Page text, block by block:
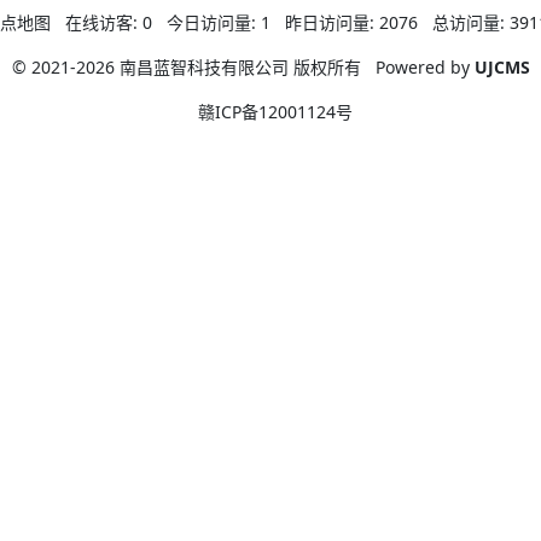
地图 在线访客: 0 今日访问量: 1 昨日访问量: 2076 总访问量:
© 2021-2026 南昌蓝智科技有限公司 版权所有
Powered by UJCMS
赣ICP备12001124号